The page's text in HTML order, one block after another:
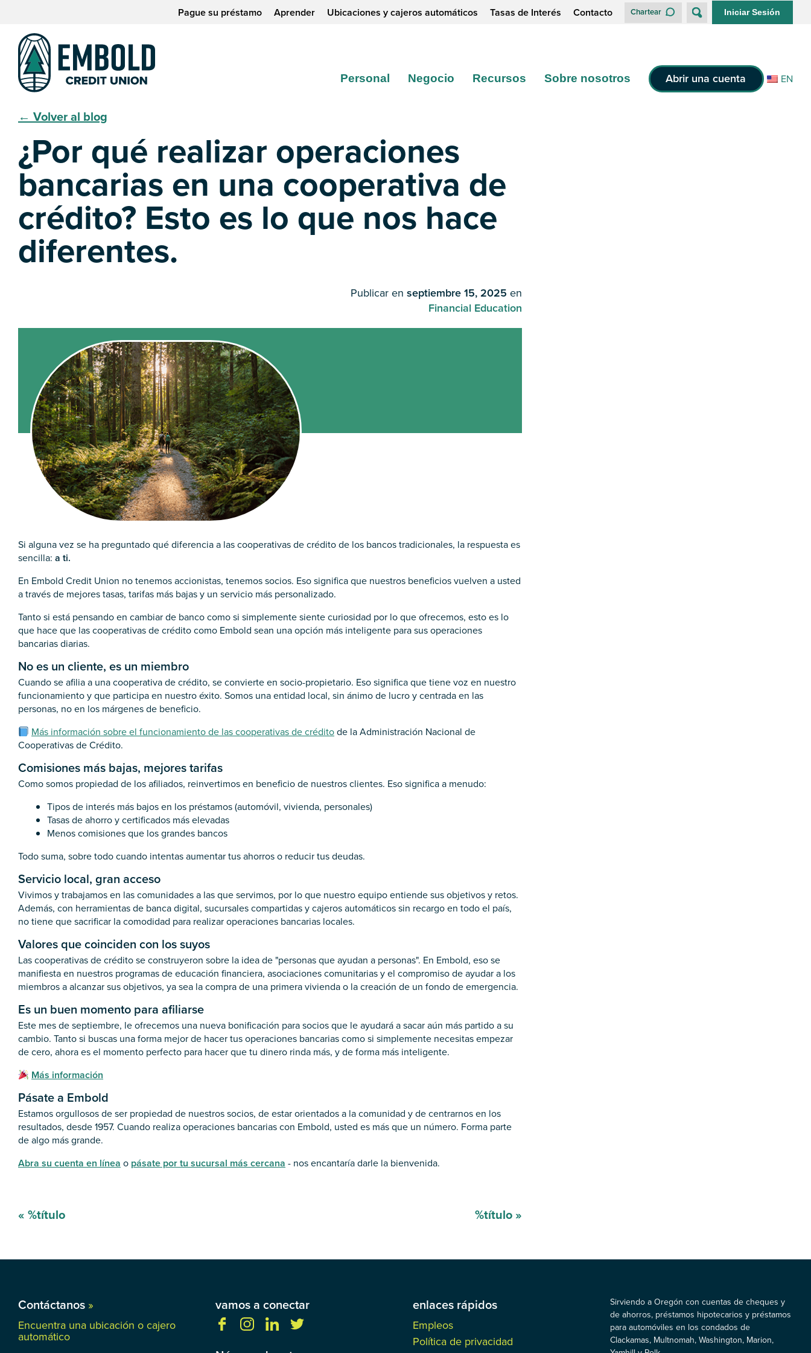
contenido
sesión
Pague su préstamo Aprender Ubicaciones y cajeros automáticos Tasas de Interés Contacto Chartear Iniciar Sesión
Personal Negocio Recursos Sobre nosotros Abrir una cuenta EN
← Volver al blog
¿Por qué realizar operaciones
bancarias en una cooperativa de
crédito? Esto es lo que nos hace
diferentes.
Publicar en septiembre 15, 2025 en
Financial Education
Si alguna vez se ha preguntado qué diferencia a las cooperativas de crédito de los bancos tradicionales, la respuesta es
sencilla: a ti.
En Embold Credit Union no tenemos accionistas, tenemos socios. Eso significa que nuestros beneficios vuelven a usted
a través de mejores tasas, tarifas más bajas y un servicio más personalizado.
Tanto si está pensando en cambiar de banco como si simplemente siente curiosidad por lo que ofrecemos, esto es lo
que hace que las cooperativas de crédito como Embold sean una opción más inteligente para sus operaciones
bancarias diarias.
No es un cliente, es un miembro
Cuando se afilia a una cooperativa de crédito, se convierte en socio-propietario. Eso significa que tiene voz en nuestro
funcionamiento y que participa en nuestro éxito. Somos una entidad local, sin ánimo de lucro y centrada en las
personas, no en los márgenes de beneficio.
Más información sobre el funcionamiento de las cooperativas de créditode la Administración Nacional de
Cooperativas de Crédito.
Comisiones más bajas, mejores tarifas
Como somos propiedad de los afiliados, reinvertimos en beneficio de nuestros clientes. Eso significa a menudo:
Tipos de interés más bajos en los préstamos (automóvil, vivienda, personales)
Tasas de ahorro y certificados más elevadas
Menos comisiones que los grandes bancos
Todo suma, sobre todo cuando intentas aumentar tus ahorros o reducir tus deudas.
Servicio local, gran acceso
Vivimos y trabajamos en las comunidades a las que servimos, por lo que nuestro equipo entiende sus objetivos y retos.
Además, con herramientas de banca digital, sucursales compartidas y cajeros automáticos sin recargo en todo el país,
no tiene que sacrificar la comodidad para realizar operaciones bancarias locales.
Valores que coinciden con los suyos
Las cooperativas de crédito se construyeron sobre la idea de "personas que ayudan a personas". En Embold, eso se
manifiesta en nuestros programas de educación financiera, asociaciones comunitarias y el compromiso de ayudar a los
miembros a alcanzar sus objetivos, ya sea la compra de una primera vivienda o la creación de un fondo de emergencia.
Es un buen momento para afiliarse
Este mes de septiembre, le ofrecemos una nueva bonificación para socios que le ayudará a sacar aún más partido a su
cambio. Tanto si buscas una forma mejor de hacer tus operaciones bancarias como si simplemente necesitas empezar
de cero, ahora es el momento perfecto para hacer que tu dinero rinda más, y de forma más inteligente.
Más información
Pásate a Embold
Estamos orgullosos de ser propiedad de nuestros socios, de estar orientados a la comunidad y de centrarnos en los
resultados, desde 1957. Cuando realiza operaciones bancarias con Embold, usted es más que un número. Forma parte
de algo más grande.
Abra su cuenta en línea o pásate por tu sucursal más cercana - nos encantaría darle la bienvenida.
Mensaje
« %título %título »
Contáctanos »
Encuentra una ubicación o cajero
automático
vamos a conectar enlaces rápidos
Empleos
Política de privacidad
Sirviendo a Oregón con cuentas de cheques y
de ahorros, préstamos hipotecarios y préstamos
para automóviles en los condados de
Clackamas, Multnomah, Washington, Marion,